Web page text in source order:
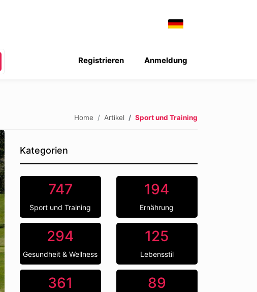
Anmeldung
Registrieren
Home Artikel Sport und Training
Kategorien
747
Sport und Training
194
Ernährung
294
Gesundheit & Wellness
125
Lebensstil
361 89